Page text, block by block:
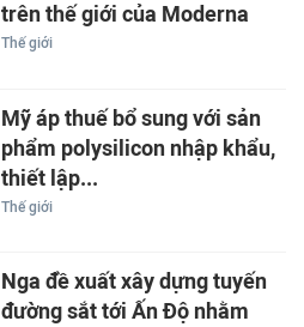
trên thế giới của Moderna
Thế giới
Mỹ áp thuế bổ sung với sản
phẩm polysilicon nhập khẩu,
thiết lập...
Thế giới
Nga đề xuất xây dựng tuyến
đường sắt tới Ấn Độ nhằm